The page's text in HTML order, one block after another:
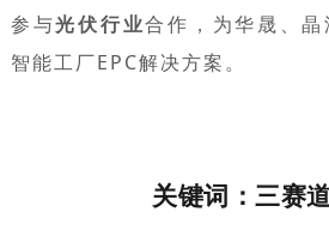
参与光伏行业合作，为华晟、
智能工厂EPC解决方案。
关键词：三赛